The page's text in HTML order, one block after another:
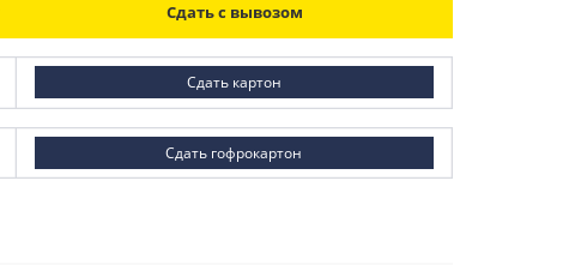
Сдать с вывозом
Сдать картон
Сдать гофрокартон